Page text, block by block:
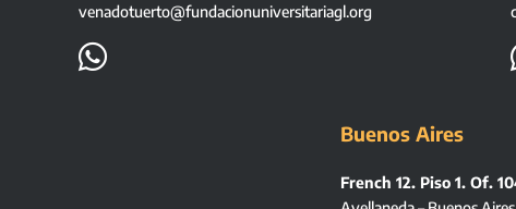
venadotuerto@fundacionuniversitariagl.org

Buenos Aires
French 12. Piso 1. Of.